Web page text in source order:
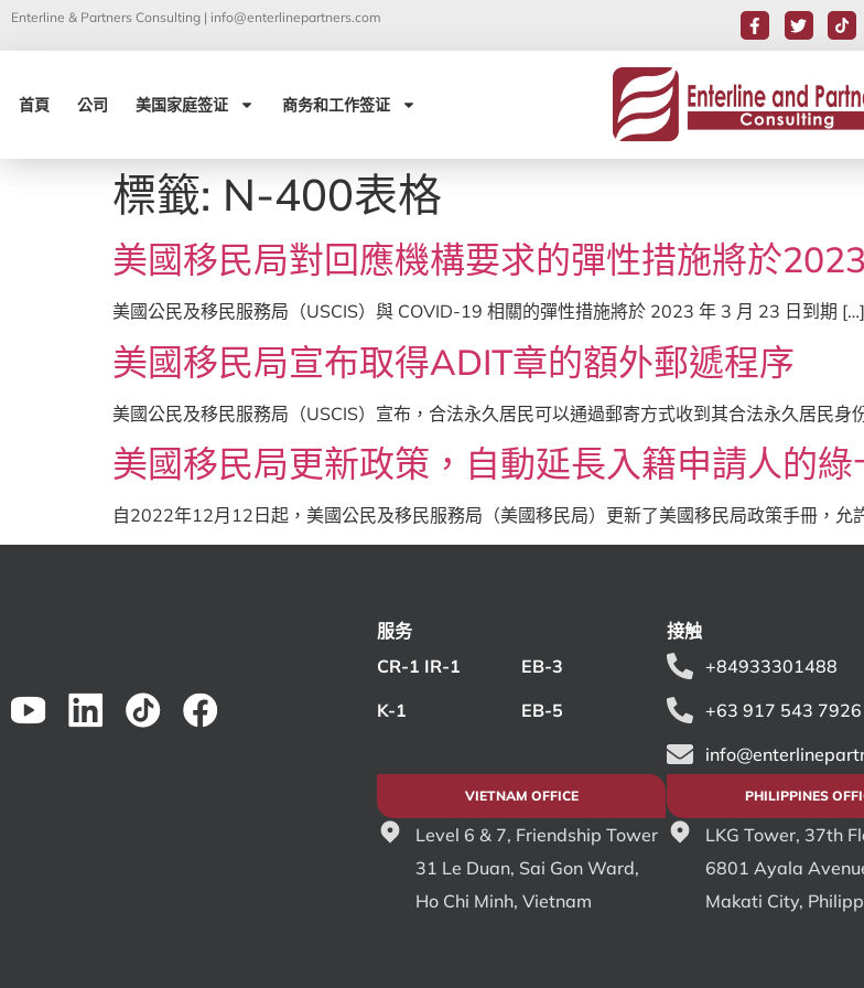
Enterline & Partners Consulting | info@enterlinepartners.com
首頁 公司 美国家庭签证 商务和工作签证
標籤: N-400表格
美國移民局對回應機構要求的彈性措施將於
美國公民及移民服務局（USCIS）與 COVID-19 相關的彈性措施將於 2023 年 3 月 23 日到期 […]
美國移民局宣布取得ADIT章的額外郵遞程序
美國公民及移民服務局（USCIS）宣布，合法永久居民可以通過郵寄方式收到其合法永久居民身
美國移民局更新政策，自動延長入籍申請人的綠
自2022年12月12日起，美國公民及移民服務局（美國移民局）更新了美國移民局政策手冊，允
服务
CR-1 IR-1
K-1
EB-3
EB-5
VIETNAM OFFICE
Level 6 & 7, Friendship Tower
31 Le Duan, Sai Gon Ward,
Ho Chi Minh, Vietnam
接触
+84933301488
+63 917 543 7926
PHILIPPINES
LKG Tower, 37th
6801 Ayala
Makati City,